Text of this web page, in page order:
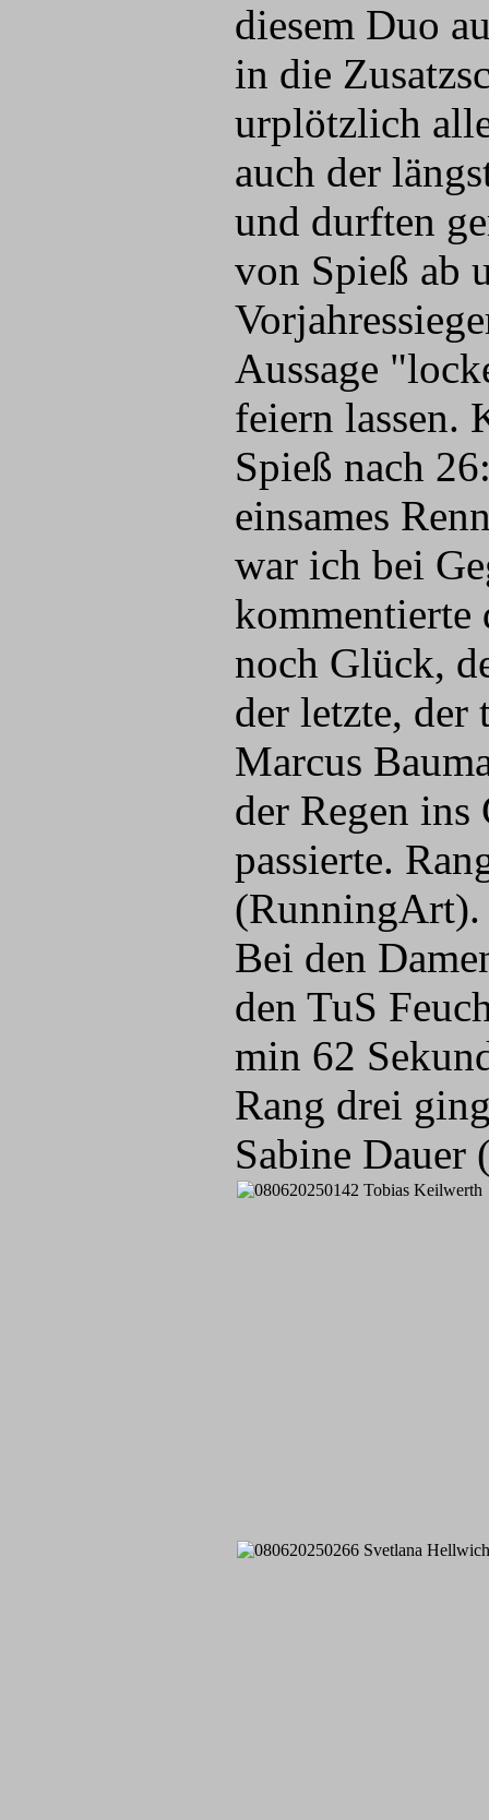
diesem Duo
in die
urplötzlich
auch der
und durften
von Spieß ab
Aussage
feiern lassen.
Spieß nach
einsames
war ich bei
kommentierte
noch Glück,
der letzte,
Marcus
der Regen
passierte.
(RunningArt).
Bei den
den TuS
min 62
Rang drei
Sabine Dauer